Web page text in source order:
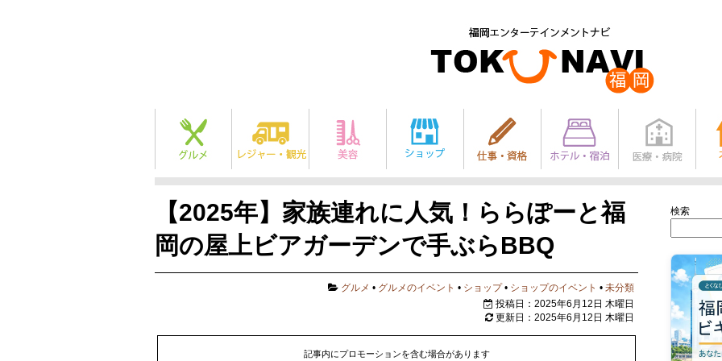
【2025年】家族連れに人気！ららぽーと福
岡の屋上ビアガーデンで手ぶらBBQ
グルメ • グルメのイベント • ショップ• ショップのイベント • 未分類
投稿日：2025年6月12日 木曜日
更新日：2025年6月12日 木曜日
記事内にプロモーションを含む場合があります
検索